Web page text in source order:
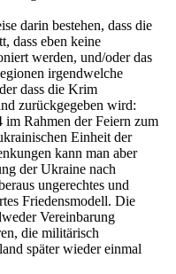
darin bestehen, dass die
dass eben keine
werden, und/oder das
irgendwelche
dass die Krim
zurückgegeben wird:
Rahmen der Feiern zum
Einheit der
kann man aber
der Ukraine nach
ungerechtes und
Friedensmodell. Die
Vereinbarung
die militärisch
später wieder einmal